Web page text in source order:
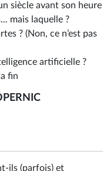
siècle avant son heure
mais laquelle ?
? (Non, ce n’est pas
artificielle ?
fin
ils (parfois) et